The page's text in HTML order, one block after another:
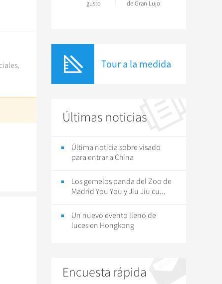
gusto
de Gran Lujo
Tour a la medida
Últimas noticias
Última noticia sobre visado
para entrar a China
Los gemelos panda del Zoo de
Madrid You You y Jiu Jiu cu...
Un nuevo evento lleno de
luces en Hongkong
Encuesta rápida